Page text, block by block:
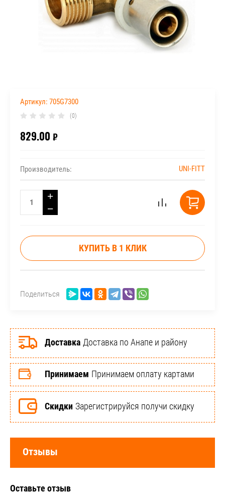
Артикул: 705G7300
(0)
829.00 ₽
Производитель: UNI-FITT
−
+
КУПИТЬ В 1 КЛИК
Поделиться
Доставка Доставка по Анапе и району
Принимаем Принимаем оплату картами
Скидки Зарегистрируйся получи скидку
Отзывы
Оставьте отзыв